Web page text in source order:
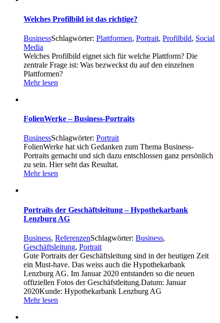
Welches Profilbild ist das richtige?
BusinessSchlagwörter: Plattformen, Portrait, Profilbild, Social
Media
Welches Profilbild eignet sich für welche Plattform? Die
zentrale Frage ist: Was bezweckst du auf den einzelnen
Plattformen?
Mehr lesen
FolienWerke – Business-Portraits
BusinessSchlagwörter: Portrait
FolienWerke hat sich Gedanken zum Thema Business-
Portraits gemacht und sich dazu entschlossen ganz persönlich
zu sein. Hier seht das Resultat.
Mehr lesen
Portraits der Geschäftsleitung – Hypothekarbank
Lenzburg AG
Business, ReferenzenSchlagwörter: Business,
Geschäftsleitung, Portrait
Gute Portraits der Geschäftsleitung sind in der heutigen Zeit
ein Must-have. Das weiss auch die Hypothekarbank
Lenzburg AG. Im Januar 2020 entstanden so die neuen
offiziellen Fotos der Geschäfstleitung.Datum: Januar
2020Kunde: Hypothekarbank Lenzburg AG
Mehr lesen